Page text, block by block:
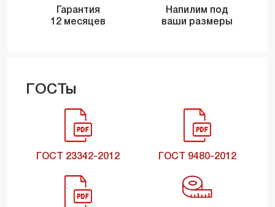
Гарантия
12 месяцев
Напилим под
ваши размеры
ГОСТы
ГОСТ 23342-2012 ГОСТ 9480-2012